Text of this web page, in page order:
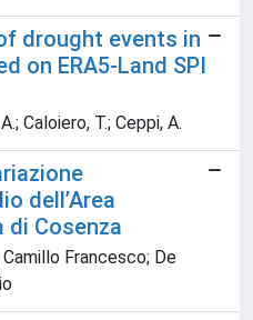
drought events in
on ERA5-Land SPI
Caloiero, T.; Ceppi, A.
dell’Area
di Cosenza
Francesco; De